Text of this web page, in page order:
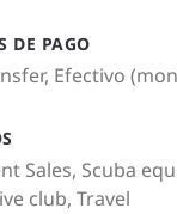
Sales, Scuba
club, Travel
DE PAGO
Efectivo